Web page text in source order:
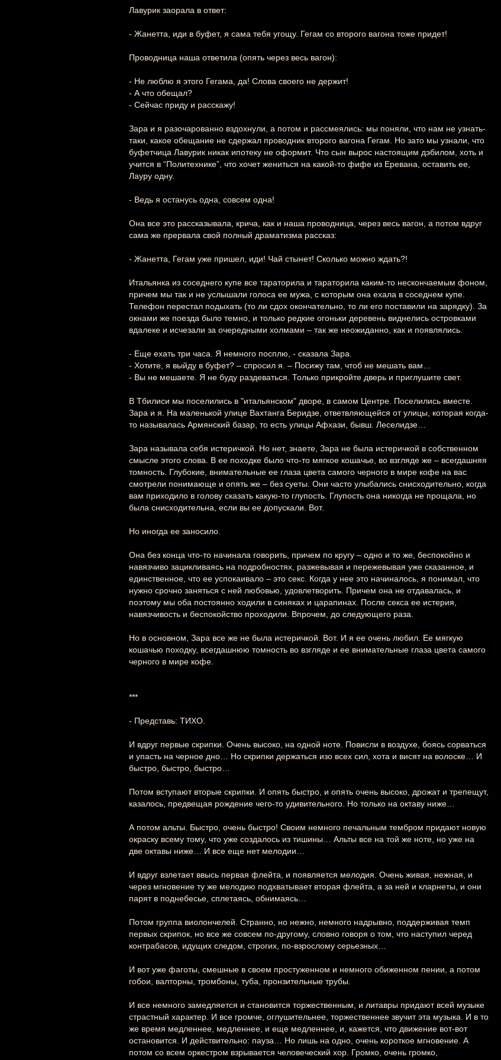
Лавурик заорала в ответ:
- Жанетта, иди в буфет, я сама тебя угощу. Гегам со второго вагона тоже придет!
Проводница наша ответила (опять через весь вагон):
- Не люблю я этого Гегама, да! Слова своего не держит!
- А что обещал?
- Сейчас приду и расскажу!
Зара и я разочарованно вздохнули, а потом и рассмеялись: мы поняли, что нам не узнать-
таки, какое обещание не сдержал проводник второго вагона Гегам. Но зато мы узнали, что
буфетчица Лавурик никак ипотеку не оформит. Что сын вырос настоящим дэбилом, хоть и
учится в “Политехнике”, что хочет жениться на какой-то фифе из Еревана, оставить ее,
Лауру одну.
- Ведь я останусь одна, совсем одна!
Она все это рассказывала, крича, как и наша проводница, через весь вагон, а потом вдруг
сама же прервала свой полный драматизма рассказ:
- Жанетта, Гегам уже пришел, иди! Чай стынет! Сколько можно ждать?!
Итальянка из соседнего купе все тараторила и тараторила каким-то нескончаемым фоном,
причем мы так и не услышали голоса ее мужа, с которым она ехала в соседнем купе.
Телефон перестал подыхать (то ли сдох окончательно, то ли его поставили на зарядку). За
окнами же поезда было темно, и только редкие огоньки деревень виднелись островками
вдалеке и исчезали за очередными холмами – так же неожиданно, как и появлялись.
- Еще ехать три часа. Я немного посплю, - сказала Зара.
- Хотите, я выйду в буфет? – спросил я. – Посижу там, чтоб не мешать вам…
- Вы не мешаете. Я не буду раздеваться. Только прикройте дверь и приглушите свет.
В Тбилиси мы поселились в "итальянском" дворе, в самом Центре. Поселились вместе.
Зара и я. На маленькой улице Вахтанга Беридзе, ответвляющейся от улицы, которая когда-
то называлась Армянский базар, то есть улицы Афхази, бывш. Леселидзе…
Зара называла себя истеричкой. Но нет, знаете, Зара не была истеричкой в собственном
смысле этого слова. В ее походке было что-то мягкое кошачье, во взгляде же – всегдашняя
томность. Глубокие, внимательные ее глаза цвета самого черного в мире кофе на вас
смотрели понимающе и опять же – без суеты. Они часто улыбались снисходительно, когда
вам приходило в голову сказать какую-то глупость. Глупость она никогда не прощала, но
была снисходительна, если вы ее допускали. Вот.
Но иногда ее заносило.
Она без конца что-то начинала говорить, причем по кругу – одно и то же, беспокойно и
навязчиво зацикливаясь на подробностях, разжевывая и пережевывая уже сказанное, и
единственное, что ее успокаивало – это секс. Когда у нее это начиналось, я понимал, что
нужно срочно заняться с ней любовью, удовлетворить. Причем она не отдавалась, и
поэтому мы оба постоянно ходили в синяках и царапинах. После секса ее истерия,
навязчивость и беспокойство проходили. Впрочем, до следующего раза.
Но в основном, Зара все же не была истеричкой. Вот. И я ее очень любил. Ее мягкую
кошачью походку, всегдашнюю томность во взгляде и ее внимательные глаза цвета самого
черного в мире кофе.
***
- Представь: ТИХО.
И вдруг первые скрипки. Очень высоко, на одной ноте. Повисли в воздухе, боясь сорваться
и упасть на черное дно… Но скрипки держаться изо всех сил, хота и висят на волоске… И
быстро, быстро, быстро…
Потом вступают вторые скрипки. И опять быстро, и опять очень высоко, дрожат и трепещут,
казалось, предвещая рождение чего-то удивительного. Но только на октаву ниже…
А потом альты. Быстро, очень быстро! Своим немного печальным тембром придают новую
окраску всему тому, что уже создалось из тишины… Альты все на той же ноте, но уже на
две октавы ниже… И все еще нет мелодии…
И вдруг взлетает ввысь первая флейта, и появляется мелодия. Очень живая, нежная, и
через мгновение ту же мелодию подхватывает вторая флейта, а за ней и кларнеты, и они
парят в поднебесье, сплетаясь, обнимаясь…
Потом группа виолончелей. Странно, но нежно, немного надрывно, поддерживая темп
первых скрипок, но все же совсем по-другому, словно говоря о том, что наступил черед
контрабасов, идущих следом, строгих, по-взрослому серьезных…
И вот уже фаготы, смешные в своем простуженном и немного обиженном пении, а потом
гобои, валторны, тромбоны, туба, пронзительные трубы.
И все немного замедляется и становится торжественным, и литавры придают всей музыке
страстный характер. И все громче, оглушительнее, торжественнее звучит эта музыка. И в то
же время медленнее, медленнее, и еще медленнее, и, кажется, что движение вот-вот
остановится. И действительно: пауза… Но лишь на одно, очень короткое мгновение. А
потом со всем оркестром взрывается человеческий хор. Громко, очень громко,